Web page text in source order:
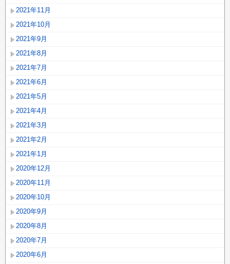
2021年11月
2021年10月
2021年9月
2021年8月
2021年7月
2021年6月
2021年5月
2021年4月
2021年3月
2021年2月
2021年1月
2020年12月
2020年11月
2020年10月
2020年9月
2020年8月
2020年7月
2020年6月